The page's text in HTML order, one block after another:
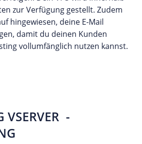
zur Verfügung gestellt. Zudem
hingewiesen, deine E-Mail
damit du deinen Kunden
vollumfänglich nutzen kannst.
VSERVER -